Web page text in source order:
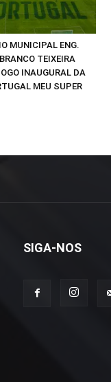
MUNICIPAL ENG.
TEIXEIRA
INAUGURAL DA
MEU SUPER
SIGA-NOS